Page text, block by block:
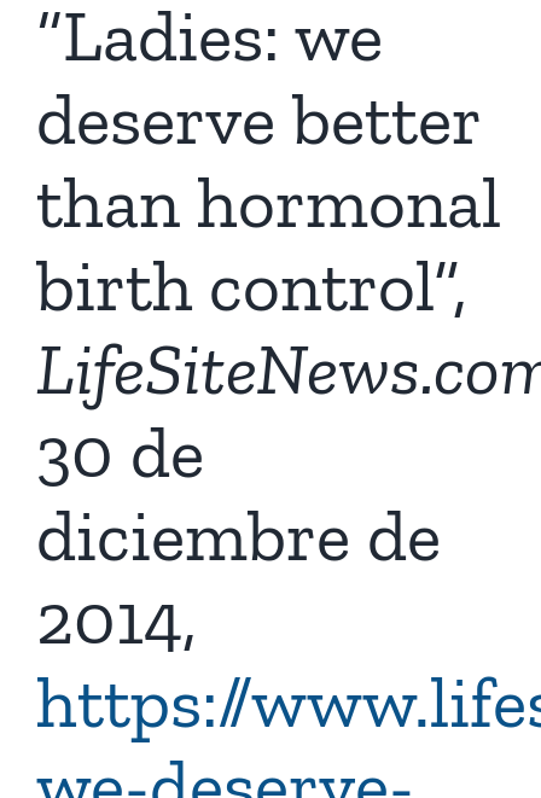
“Ladies: we
deserve better
than hormonal
birth control”,
30 de
diciembre de
2014,
https://